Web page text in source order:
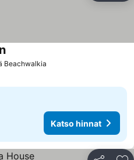
Beachwalkia
Katso hinnat